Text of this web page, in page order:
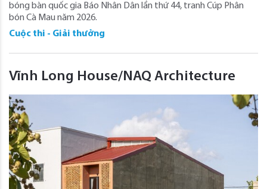
bóng bàn quốc gia Báo Nhân Dân lần thứ 44, tranh Cúp Phân
bón Cà Mau năm 2026.
Cuộc thi - Giải thưởng
Vĩnh Long House/NAQ Architecture